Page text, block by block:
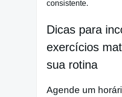
consistente.
Dicas para
exercícios
sua rotina
Agende um